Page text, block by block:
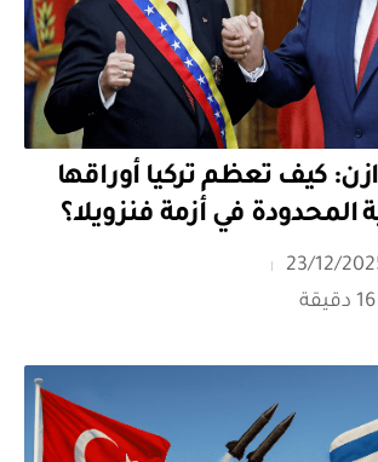
كيف تعظم تركيا أوراقها
في أزمة فنزويلا؟
23/12/